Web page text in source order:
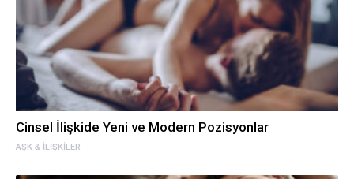
AŞK & İLIŞKILER
Cinsel İlişkide Yeni ve Modern Pozisyonlar